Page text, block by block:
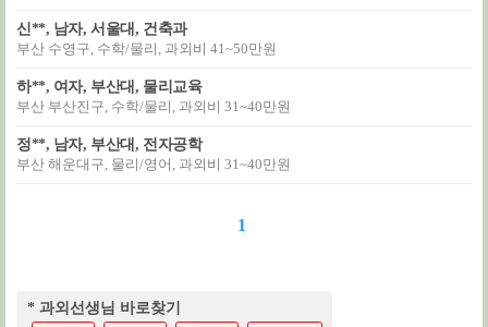
신**, 남자, 서울대, 건축과
부산 수영구, 수학/물리, 과외비 41~50만원
하**, 여자, 부산대, 물리교육
부산 부산진구, 수학/물리, 과외비 31~40만원
정**, 남자, 부산대, 전자공학
부산 해운대구, 물리/영어, 과외비 31~40만원
1
* 과외선생님 바로찾기